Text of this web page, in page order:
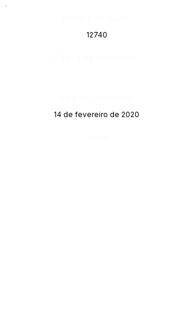
12740
14 de fevereiro de 2020